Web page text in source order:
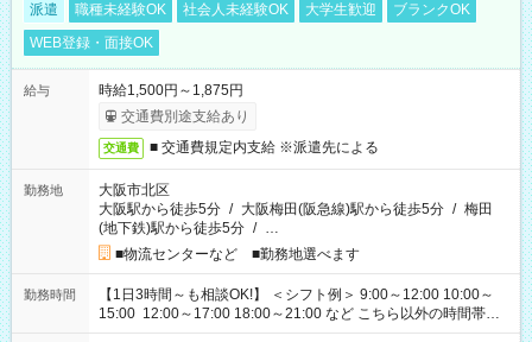
派遣 職種未経験OK 社会人未経験OK 大学生歓迎
ブランクOK
WEB登録・面接OK
給与
時給1,500円～1,875円
交通費別途支給あり
交通費 ■ 交通費規定内支給 ※派遣先による
勤務地
大阪市北区
大阪駅から徒歩5分 / 大阪梅田(阪急線)駅から徒歩5分 / 梅田
(地下鉄)駅から徒歩5分 / …
■物流センターなど ■勤務地選べます
勤務時間
【1日3時間～も相談OK!】 ＜シフト例＞ 9:00～12:00 10:00～
15:00 12:00～17:00 18:00～21:00 など こちら以外の時間帯も
お気軽にご相談ください！